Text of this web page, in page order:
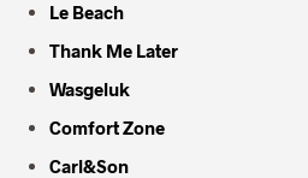
Le Beach
Thank Me Later
Wasgeluk
Comfort Zone
Carl&Son